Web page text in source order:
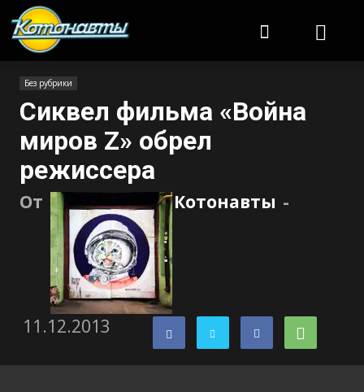
Без рубрики
Сиквел фильма «Война
миров Z» обрел
режиссера
От Котонавты -
11.12.2013